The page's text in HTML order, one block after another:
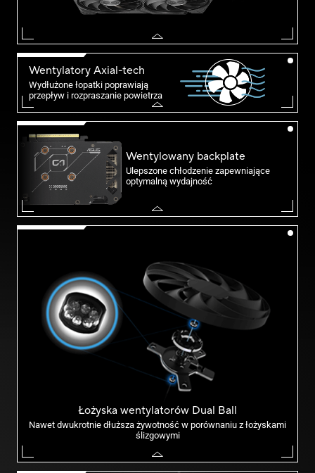
Wentylatory Axial-tech
Wydłużone łopatki poprawiają
przepływ i rozpraszanie powietrza
Wentylowany backplate
Ulepszone chłodzenie zapewniające
optymalną wydajność
Łożyska wentylatorów Dual Ball
Nawet dwukrotnie dłuższa żywotność w porównaniu z łożyskami
ślizgowymi